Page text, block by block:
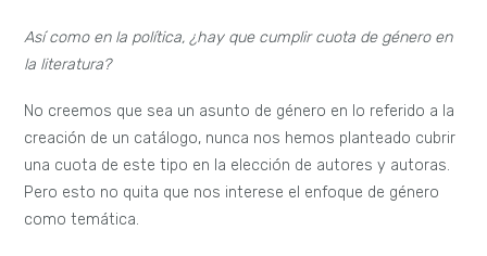
Así como en la política, ¿hay que cumplir cuota de género en
la literatura?
No creemos que sea un asunto de género en lo referido a la
creación de un catálogo, nunca nos hemos planteado cubrir
una cuota de este tipo en la elección de autores y autoras.
Pero esto no quita que nos interese el enfoque de género
como temática.